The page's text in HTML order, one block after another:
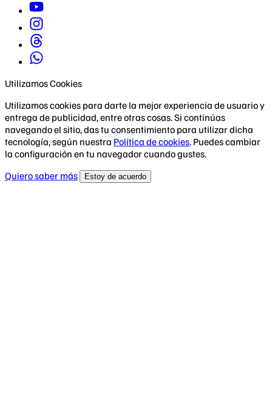
Utilizamos Cookies
Utilizamos cookies para darte la mejor experiencia de usuario y
entrega de publicidad, entre otras cosas. Si continúas
navegando el sitio, das tu consentimiento para utilizar dicha
tecnología, según nuestra Política de cookies. Puedes cambiar
la configuración en tu navegador cuando gustes.
Quiero saber más
Estoy de acuerdo